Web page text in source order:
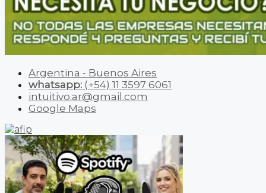
Argentina - Buenos Aires
whatsapp: (+54) 11 3597 6061
intuitivo.ar@gmail.com
Google Maps